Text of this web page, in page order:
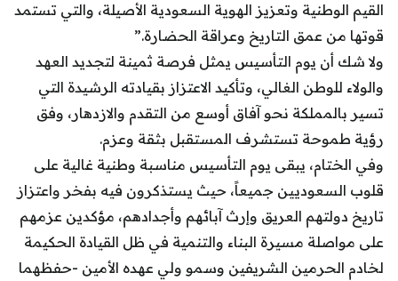
القيم الوطنية وتعزيز الهوية السعودية الأصيلة، والتي تستمد
قوتها من عمق التاريخ وعراقة الحضارة.”
ولا شك أن يوم التأسيس يمثل فرصة ثمينة لتجديد العهد
والولاء للوطن الغالي، وتأكيد الاعتزاز بقيادته الرشيدة التي
تسير بالمملكة نحو آفاق أوسع من التقدم والازدهار، وفق
رؤية طموحة تستشرف المستقبل بثقة وعزم.
وفي الختام، يبقى يوم التأسيس مناسبة وطنية غالية على
قلوب السعوديين جميعاً، حيث يستذكرون فيه بفخر واعتزاز
تاريخ دولتهم العريق وإرث آبائهم وأجدادهم، مؤكدين عزمهم
على مواصلة مسيرة البناء والتنمية في ظل القيادة الحكيمة
لخادم الحرمين الشريفين وسمو ولي عهده الأمين -حفظهما